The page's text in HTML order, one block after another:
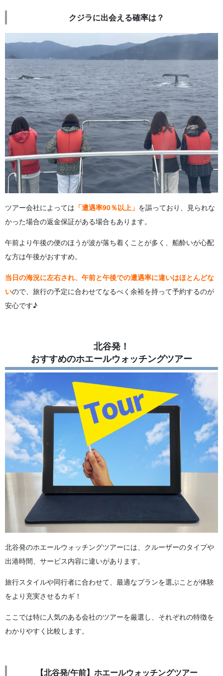
クジラに出会える確率は？
ツアー会社によっては 「遭遇率90％以上」 を謳っており、見られな
かった場合の返金保証がある場合もあります。
午前より午後の便のほうが波が落ち着くことが多く、船酔いが心配
な方は午後がおすすめ。
当日の海況に左右され、午前と午後での遭遇率に違いはほとんどな
いので、旅行の予定に合わせてなるべく余裕を持って予約するのが
安心です♪
北谷発！
おすすめのホエールウォッチングツアー
北谷発のホエールウォッチングツアーには、クルーザーのタイプや
出港時間、サービス内容に違いがあります。
旅行スタイルや同行者に合わせて、最適なプランを選ぶことが体験
をより充実させるカギ！
ここでは特に人気のある会社のツアーを厳選し、それぞれの特徴を
わかりやすく比較します。
【北谷発/午前】ホエールウォッチングツアー